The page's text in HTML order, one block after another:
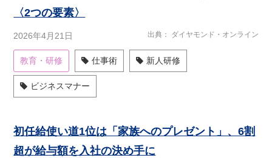
〈2つの要素〉
2026年4月21日 出典 ダイヤモンド・オンライン
教育・研修 仕事術 新人研修
ビジネスマナー
初任給使い道1位は「家族へのプレゼント」、6割
超が給与額を入社の決め手に